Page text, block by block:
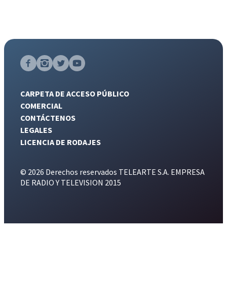
CARPETA DE ACCESO PÚBLICO
COMERCIAL
CONTÁCTENOS
LEGALES
LICENCIA DE RODAJES
© 2026 Derechos reservados TELEARTE S.A. EMPRESA
DE RADIO Y TELEVISION 2015